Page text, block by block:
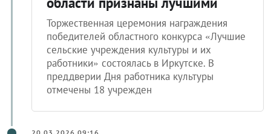
Торжественная церемония награждения
победителей областного конкурса «Лучшие
сельские учреждения культуры и их
работники» состоялась в Иркутске. В
преддверии Дня работника культуры
отмечены 18 учрежден